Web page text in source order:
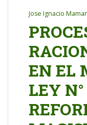
Jose Ignacio
EN EL
LEY